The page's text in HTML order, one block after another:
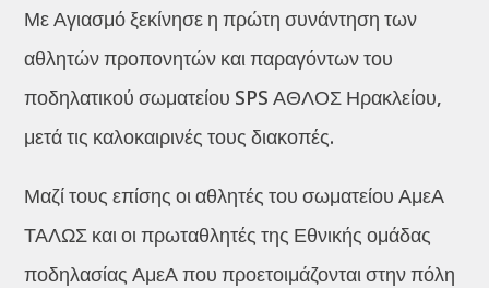
Με Αγιασμό ξεκίνησε η πρώτη συνάντηση των
αθλητών προπονητών και παραγόντων του
ποδηλατικού σωματείου SPS ΑΘΛΟΣ Ηρακλείου,
μετά τις καλοκαιρινές τους διακοπές.
Μαζί τους επίσης οι αθλητές του σωματείου ΑμεΑ
ΤΑΛΩΣ και οι πρωταθλητές της Εθνικής ομάδας
ποδηλασίας ΑμεΑ που προετοιμάζονται στην πόλη